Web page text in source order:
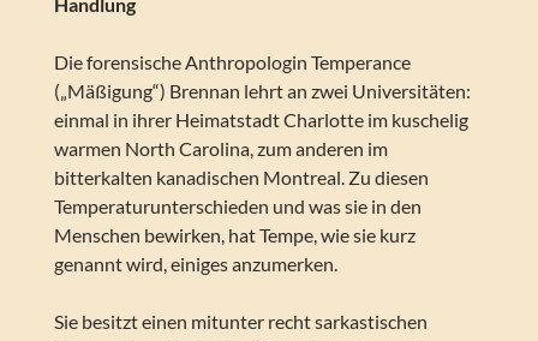
Die forensische Anthropologin Temperance
(„Mäßigung“) Brennan lehrt an zwei Universitäten:
einmal in ihrer Heimatstadt Charlotte im kuschelig
warmen North Carolina, zum anderen im
bitterkalten kanadischen Montreal. Zu diesen
Temperaturunterschieden und was sie in den
Menschen bewirken, hat Tempe, wie sie kurz
genannt wird, einiges anzumerken.
Sie besitzt einen mitunter recht sarkastischen